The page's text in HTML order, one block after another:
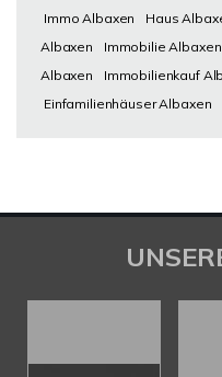
Immo Albaxen Haus
Albaxen
Immobilie Albaxen
Albaxen
Immobilienkauf
Einfamilienhäuser Albaxen